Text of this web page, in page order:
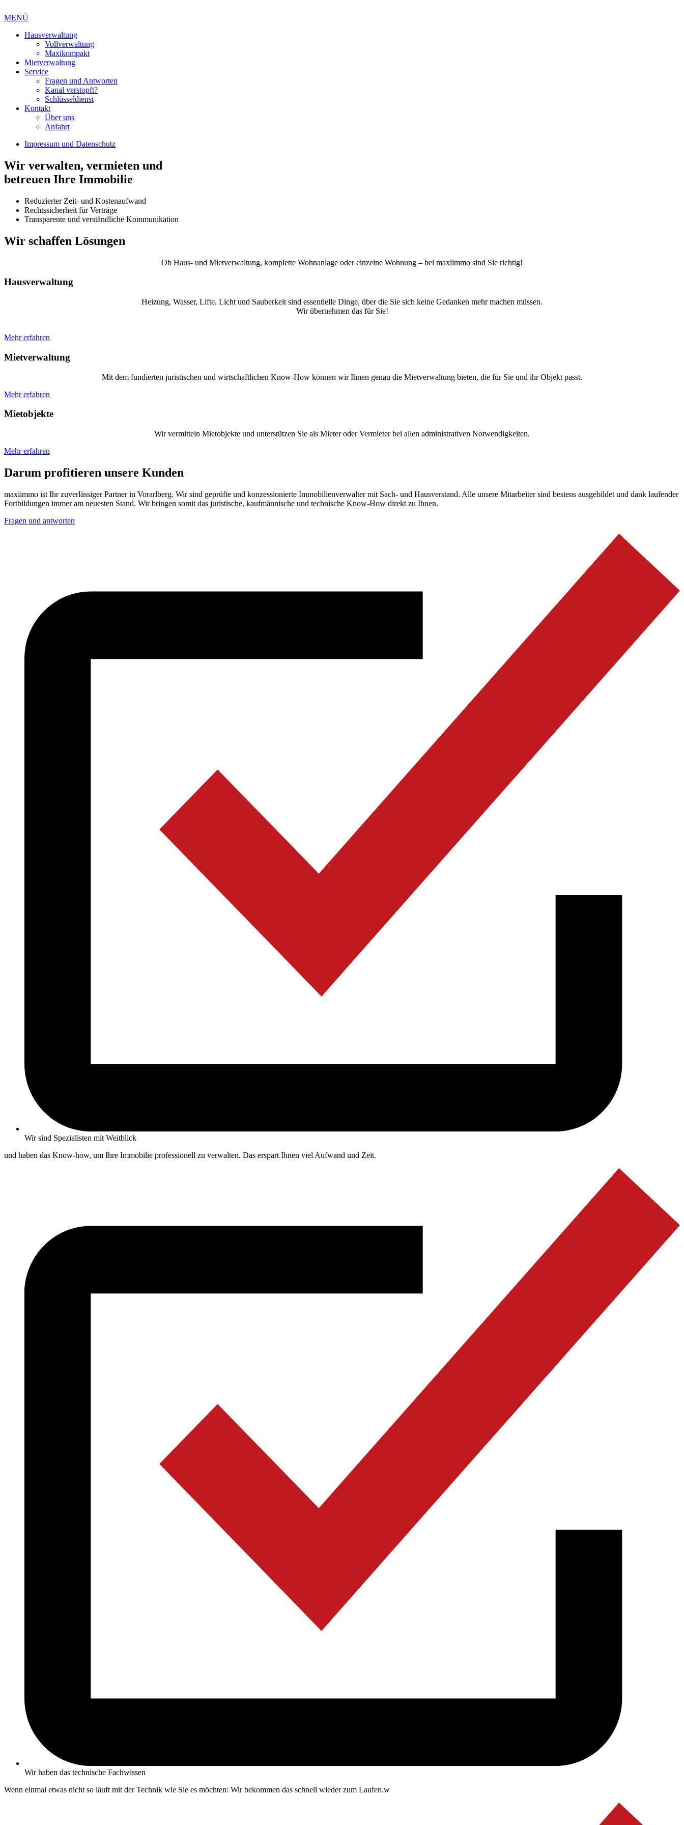
MENÜ
Hausverwaltung
Vollverwaltung
Maxikompakt
Mietverwaltung
Service
Fragen und Antworten
Kanal verstopft?
Schlüsseldienst
Kontakt
Über uns
Anfahrt
Impressum und Datenschutz
Wir verwalten, vermieten und
betreuen Ihre Immobilie
Reduzierter Zeit- und Kostenaufwand
Rechtssicherheit für Verträge
Transparente und verständliche Kommunikation
Wir schaffen Lösungen
Ob Haus- und Mietverwaltung, komplette Wohnanlage oder einzelne Wohnung – bei maxiimmo sind Sie richtig!
Hausverwaltung
Heizung, Wasser, Lifte, Licht und Sauberkeit sind essentielle Dinge, über die Sie sich keine Gedanken mehr machen müssen.
Wir übernehmen das für Sie!
Mehr erfahren
Mietverwaltung
Mit dem fundierten juristischen und wirtschaftlichen Know-How können wir Ihnen genau die Mietverwaltung bieten, die für Sie und ihr Objekt passt.
Mehr erfahren
Mietobjekte
Wir vermitteln Mietobjekte und unterstützen Sie als Mieter oder Vermieter bei allen administrativen Notwendigkeiten.
Mehr erfahren
Darum profitieren unsere Kunden
maxiimmo ist Ihr zuverlässiger Partner in Vorarlberg. Wir sind geprüfte und konzessionierte Immobilienverwalter mit Sach- und Hausverstand. Alle unsere Mitarbeiter sind bestens ausgebildet und dank laufender
Fortbildungen immer am neuesten Stand. Wir bringen somit das juristische, kaufmännische und technische Know-How direkt zu Ihnen.
Fragen und antworten
Wir sind Spezialisten mit Weitblick
und haben das Know-how, um Ihre Immobilie professionell zu verwalten. Das erspart Ihnen viel Aufwand und Zeit.
Wir haben das technische Fachwissen
Wenn einmal etwas nicht so läuft mit der Technik wie Sie es möchten: Wir bekommen das schnell wieder zum Laufen.w